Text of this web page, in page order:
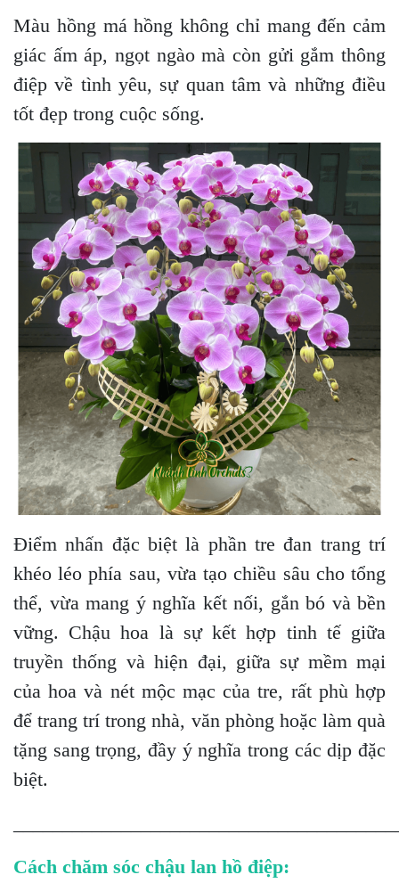
Màu hồng má hồng không chỉ mang đến cảm
giác ấm áp, ngọt ngào mà còn gửi gắm thông
điệp về tình yêu, sự quan tâm và những điều
tốt đẹp trong cuộc sống.
Điểm nhấn đặc biệt là phần tre đan trang trí
khéo léo phía sau, vừa tạo chiều sâu cho tổng
thể, vừa mang ý nghĩa kết nối, gắn bó và bền
vững. Chậu hoa là sự kết hợp tinh tế giữa
truyền thống và hiện đại, giữa sự mềm mại
của hoa và nét mộc mạc của tre, rất phù hợp
để trang trí trong nhà, văn phòng hoặc làm quà
tặng sang trọng, đầy ý nghĩa trong các dịp đặc
biệt.
Cách chăm sóc chậu lan hồ điệp: